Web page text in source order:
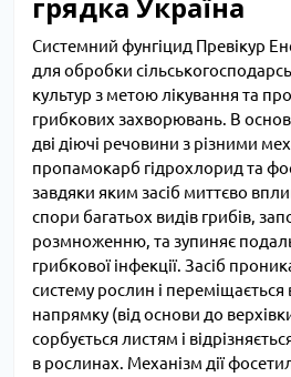
Системний фунгіцид Превікур
для обробки
культур з метою лікування та
грибкових захворювань. В
дві діючі речовини з різними
пропамокарб гідрохлорид та
завдяки яким засіб миттєво
спори багатьох видів грибів,
розмноженню, та зупиняє
грибкової інфекції. Засіб
систему рослин і
напрямку (від основи до
сорбується листям і
в рослинах. Механізм дії